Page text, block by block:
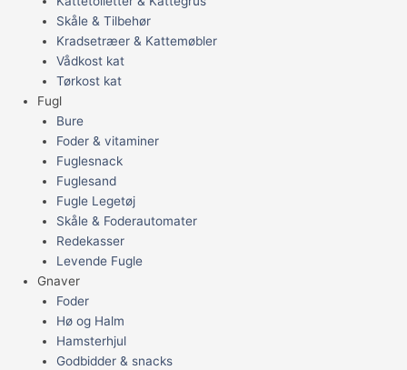
Skåle & Tilbehør
Kradsetræer & Kattemøbler
Vådkost kat
Tørkost kat
Fugl
Bure
Foder & vitaminer
Fuglesnack
Fuglesand
Fugle Legetøj
Skåle & Foderautomater
Redekasser
Levende Fugle
Gnaver
Foder
Hø og Halm
Hamsterhjul
Godbidder & snacks